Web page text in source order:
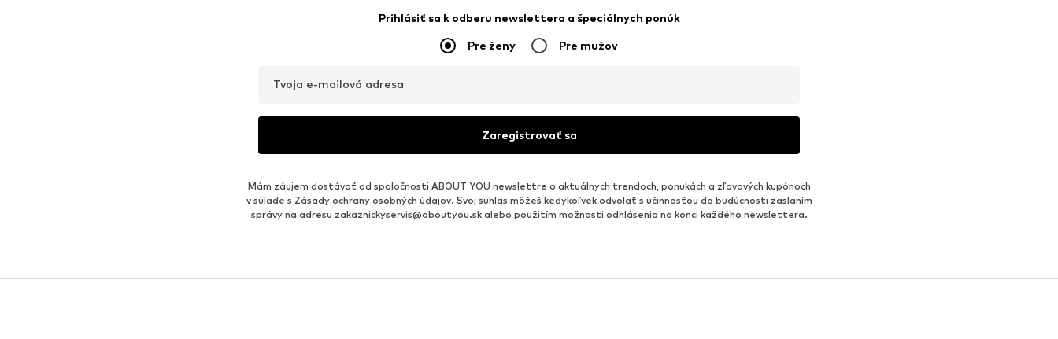
Prihlásiť sa k odberu newslettera a špeciálnych ponúk
Pre ženy Pre mužov
Tvoja e-mailová adresa
Zaregistrovať sa
Mám záujem dostávať od spoločnosti ABOUT YOU newslettre o aktuálnych trendoch, ponukách a zľavových kupónoch
v súlade s Zásady ochrany osobných údajov. Svoj súhlas môžeš kedykoľvek odvolať s účinnosťou do budúcnosti zaslaním
správy na adresu zakaznickyservis@aboutyou.skalebo použitím možnosti odhlásenia na konci každého newslettera.